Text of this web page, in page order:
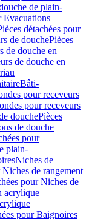
de plain-
Evacuations
détachées pour
de douchePièces
de douche en
de douche en
Bâti-
pour receveurs
pour receveurs
douchePièces
de douche
pour
plain-
Niches de
Niches de rangement
pour Niches de
acrylique
pour Baignoires